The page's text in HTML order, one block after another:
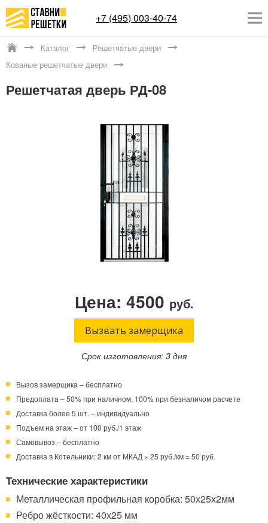
+7 (495) 003-40-74
Заказать обратный звонок
+7 (495) 003-40-74 Круглосуточно!
Каталог
Решетчатые двери
Кованые решетчатые двери
Решетчатая дверь РД-08
Цена: 4500 руб.
Вызвать замерщика
Срок изготовления: 3 дня
Вызов замерщика – бесплатно
Предоплата – 50% при наличном, 100% при безналичом расчете
Доставка более 5 шт. – индивидуально
Подъем на этаж – от 100 руб./1 этаж
Самовывоз – бесплатно
Доставка в Котельники: 2 км от МКАД × 25 руб./км = 50 руб.
Технические характеристики
Металлическая профильная коробка: 50х25х2мм
Ребро жёсткости: 40х25 мм